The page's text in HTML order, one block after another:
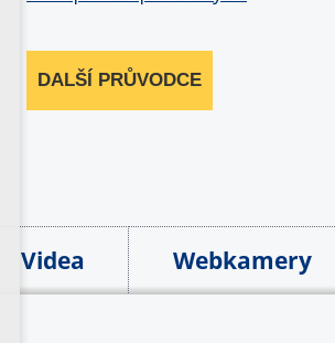
DALŠÍ PRŮVODCE
Videa Webkamery